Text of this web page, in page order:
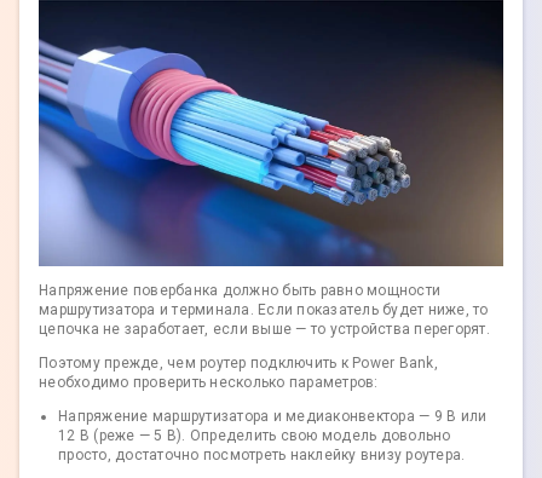
Напряжение повербанка должно быть равно мощности
маршрутизатора и терминала. Если показатель будет ниже, то
цепочка не заработает, если выше — то устройства перегорят.
Поэтому прежде, чем роутер подключить к Power Bank,
необходимо проверить несколько параметров:
Напряжение маршрутизатора и медиаконвектора — 9 В или
12 В (реже — 5 В). Определить свою модель довольно
просто, достаточно посмотреть наклейку внизу роутера.